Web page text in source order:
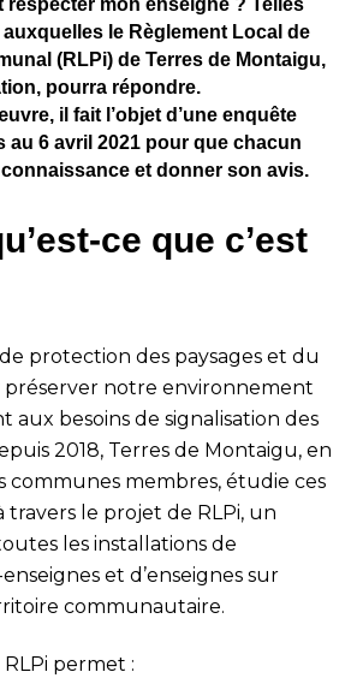
respecter mon enseigne ? Telles
le Règlement Local de
(RLPi) de Terres de Montaigu,
pourra répondre.
il fait l’objet d’une enquête
au 6 avril 2021 pour que chacun
et donner son avis.
ce que c’est
de protection des paysages et du
préserver notre environnement
besoins de signalisation des
2018, Terres de Montaigu, en
communes membres, étudie ces
travers le projet de RLPi, un
les installations de
et d’enseignes sur
communautaire.
permet :